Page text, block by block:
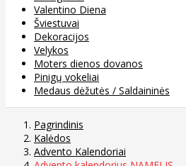
Valentino Diena
Šviestuvai
Dekoracijos
Velykos
Moters dienos dovanos
Pinigų vokeliai
Medaus dėžutės / Saldaininės
Pagrindinis
Kalėdos
Advento Kalendoriai